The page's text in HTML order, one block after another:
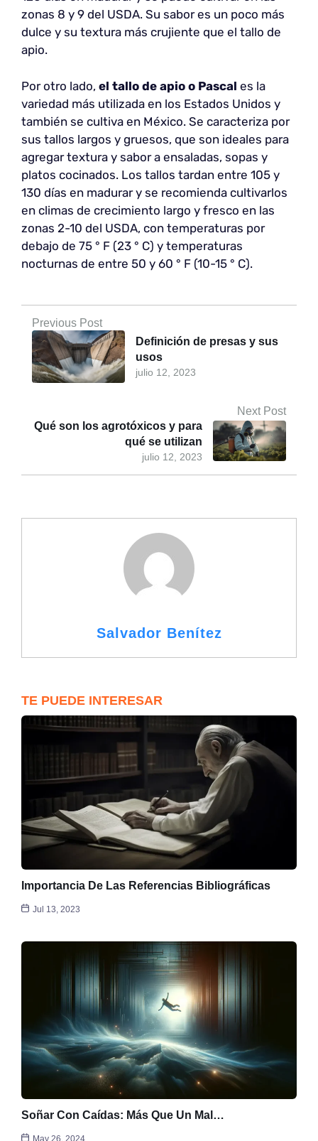
zonas 8 y 9 del USDA. Su sabor es un poco más
dulce y su textura más crujiente que el tallo de
apio.
Por otro lado, el tallo de apio o Pascal es la
variedad más utilizada en los Estados Unidos y
también se cultiva en México. Se caracteriza por
sus tallos largos y gruesos, que son ideales para
agregar textura y sabor a ensaladas, sopas y
platos cocinados. Los tallos tardan entre 105 y
130 días en madurar y se recomienda cultivarlos
en climas de crecimiento largo y fresco en las
zonas 2-10 del USDA, con temperaturas por
debajo de 75 ° F (23 ° C) y temperaturas
nocturnas de entre 50 y 60 ° F (10-15 ° C).
Previous Post
julio 12, 2023
Definición de presas y sus
usos
Next Post
julio 12, 2023
Qué son los agrotóxicos y para
qué se utilizan
Salvador Benítez
TE PUEDE INTERESAR
Importancia De Las Referencias Bibliográficas
Jul 13, 2023
Soñar Con Caídas: Más Que Un Mal…
May 26, 2024